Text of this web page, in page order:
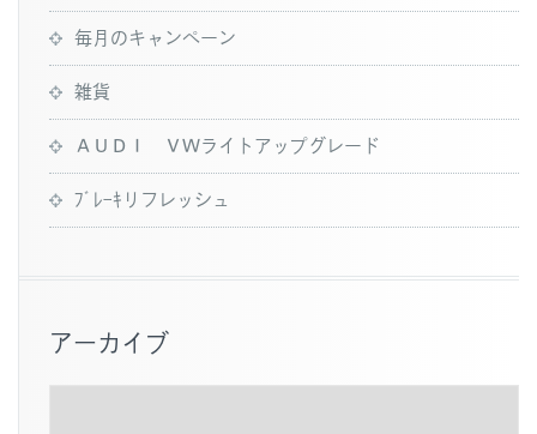
毎月のキャンペーン
雑貨
ＡＵＤＩ ＶＷライトアップグレード
ﾌﾞﾚｰｷリフレッシュ
アーカイブ